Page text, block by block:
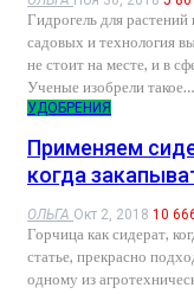
Гидрогель для
садовых и технология
не стоит на месте, и в
Ученые изобрели такое…
УДОБРЕНИЯ
Применяем
когда
ОЛЬГА Окт 2, 2018 10
Горчица как сидерат,
статье, прекрасно
одному из